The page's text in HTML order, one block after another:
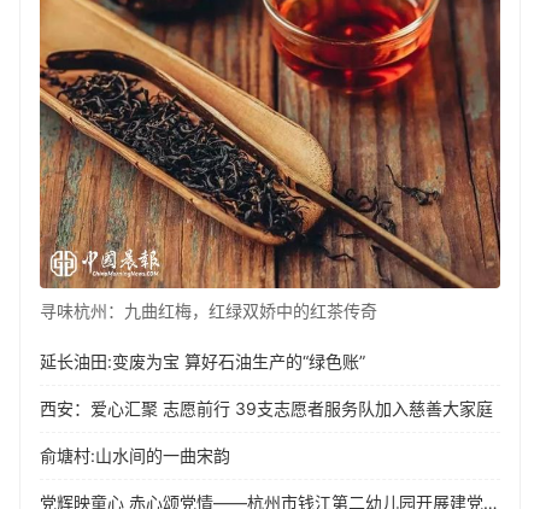
寻味杭州：九曲红梅，红绿双娇中的红茶传奇
延长油田:变废为宝 算好石油生产的“绿色账”
西安：爱心汇聚 志愿前行 39支志愿者服务队加入慈善大家庭
俞塘村:山水间的一曲宋韵
党辉映童心 赤心颂党情——杭州市钱江第二幼儿园开展建党节